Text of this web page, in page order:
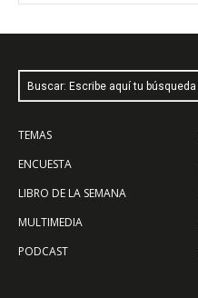
Buscar: Escribe aquí tu búsqueda
TEMAS
ENCUESTA
LIBRO DE LA SEMANA
MULTIMEDIA
PODCAST